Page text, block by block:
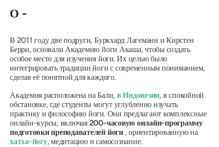
О -
В 2011 году две подруги, Буркхард Лагеманн и Кирстен
Берри, основали Академию йоги Акаша, чтобы создать
особое место для изучения йоги. Их целью было
интегрировать традиции йоги с современным пониманием,
сделав её понятной для каждого.
Академия расположена на Бали, в Индонезии, в спокойной
обстановке, где студенты могут углубленно изучать
практику и философию йоги. Они предлагают комплексные
онлайн-курсы, включая 200-часовую онлайн-программу
подготовки преподавателей йоги , ориентированную на
хатха-йогу, медитацию и самосознание.